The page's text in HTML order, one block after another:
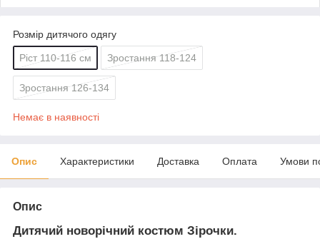
Розмір дитячого одягу
Ріст 110-116 см Зростання 118-124
Зростання 126-134
Немає в наявності
Опис Характеристики Доставка Оплата Умови
Опис
Дитячий новорічний костюм Зірочки.